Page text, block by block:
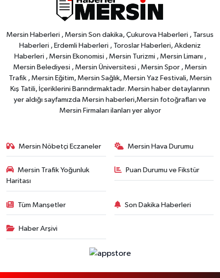
Mersin Haberleri , Mersin Son dakika, Çukurova Haberleri , Tarsus
Haberleri , Erdemli Haberleri , Toroslar Haberleri, Akdeniz
Haberleri , Mersin Ekonomisi , Mersin Turizmi , Mersin Limanı ,
Mersin Belediyesi , Mersin Üniversitesi , Mersin Spor , Mersin
Trafik , Mersin Eğitim, Mersin Sağlık, Mersin Yaz Festivali, Mersin
Kış Tatili, İçeriklerini Barındırmaktadır. Mersin haber detaylarının
yer aldığı sayfamızda Mersin haberleri,Mersin fotoğrafları ve
Mersin Firmaları ilanları yer alıyor
Mersin Nöbetçi Eczaneler Mersin Hava Durumu
Mersin Trafik Yoğunluk
Haritası
Puan Durumu ve Fikstür
Tüm Manşetler Son Dakika Haberleri
Haber Arşivi